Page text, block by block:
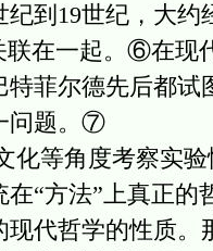
到19世纪，大
联在一起。⑥在现
菲尔德先后都
问题。⑦
等角度考察实验
“方法”上真正
代哲学的性质